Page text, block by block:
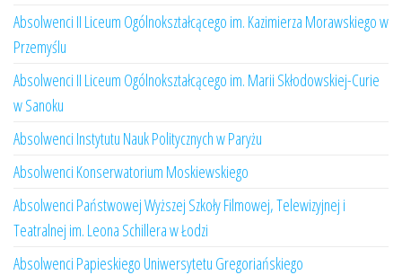
Absolwenci II Liceum Ogólnokształcącego im. Kazimierza Morawskiego w
Przemyślu
Absolwenci II Liceum Ogólnokształcącego im. Marii Skłodowskiej-Curie
w Sanoku
Absolwenci Instytutu Nauk Politycznych w Paryżu
Absolwenci Konserwatorium Moskiewskiego
Absolwenci Państwowej Wyższej Szkoły Filmowej, Telewizyjnej i
Teatralnej im. Leona Schillera w Łodzi
Absolwenci Papieskiego Uniwersytetu Gregoriańskiego